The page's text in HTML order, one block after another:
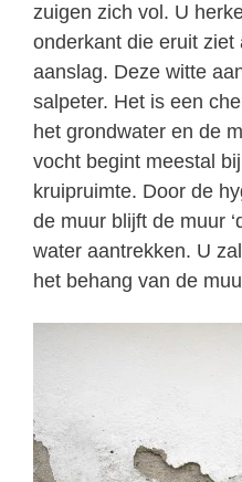
zuigen zich vol. U
onderkant die eruit
aanslag. Deze witte
salpeter. Het is een
het grondwater en de
vocht begint meestal
kruipruimte. Door de
de muur blijft de muur
water aantrekken. U
het behang van de